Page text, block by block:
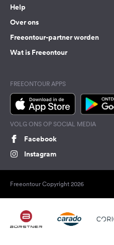
Help
Over ons
Freeontour-partner worden
Wat is Freeontour
FREEONTOUR APPS
VOLG ONS OP SOCIAL MEDIA
Facebook
Instagram
Freeontour Copyright 2026